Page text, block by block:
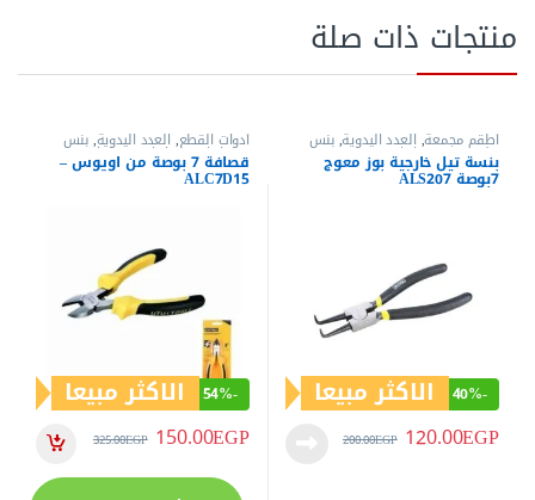
منتجات ذات صلة
أطقم مجمعة, العدد اليدوية,بنس
تيل ,بنس وقصافات
بنسة تيل خارجية بوز معوج
7بوصة ALS207
-
40% الاكثر مبيعا
120.00EGP
200.00EGP
أدوات القطع, العدد اليدوية,بنس
وقصافات, قصافات قصافات
قصافة 7 بوصة من اويوس –
ALC7D15
-
54% الاكثر مبيعا
150.00EGP
325.00EGP